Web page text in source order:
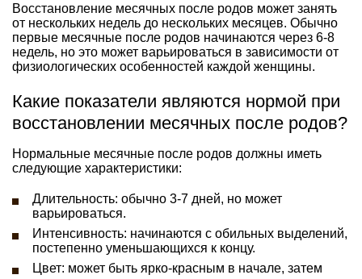
Восстановление месячных после родов может занять
от нескольких недель до нескольких месяцев. Обычно
первые месячные после родов начинаются через 6-8
недель, но это может варьироваться в зависимости от
физиологических особенностей каждой женщины.
Какие показатели являются нормой при
восстановлении месячных после родов?
Нормальные месячные после родов должны иметь
следующие характеристики:
Длительность: обычно 3-7 дней, но может
варьироваться.
Интенсивность: начинаются с обильных выделений,
постепенно уменьшающихся к концу.
Цвет: может быть ярко-красным в начале, затем